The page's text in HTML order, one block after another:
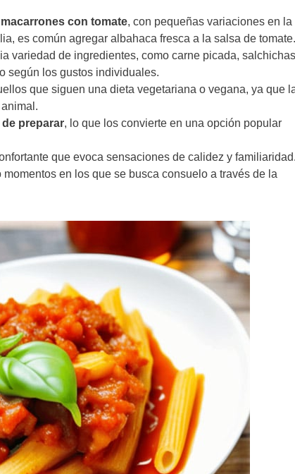
con tomate, con pequeñas variaciones en la
es común agregar albahaca fresca a la salsa de tomate.
variedad de ingredientes, como carne picada,
según los gustos individuales.
que siguen una dieta vegetariana o vegana, ya que
preparar, lo que los convierte en una opción popular
que evoca sensaciones de calidez y familiaridad.
en los que se busca consuelo a través de la